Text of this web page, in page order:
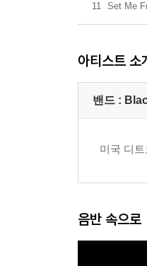
11 Set Me
아티스트 소
밴드 :
미국 디
음반 속으로